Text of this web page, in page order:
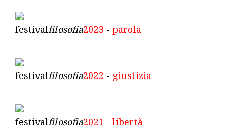
festivalfilosofia2023 - parola
festivalfilosofia2022 - giustizia
festivalfilosofia2021 - libertà